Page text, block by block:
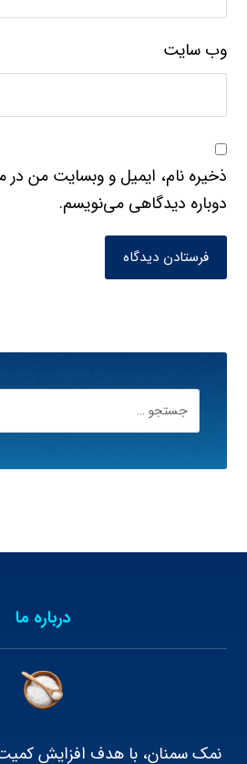
وب‌ سایت
ذخیره نام، ایمیل و وبسایت من در
دوباره دیدگاهی می‌نویسم.
فرستادن دیدگاه
درباره ما
نمک سمنان، با هدف افزایش